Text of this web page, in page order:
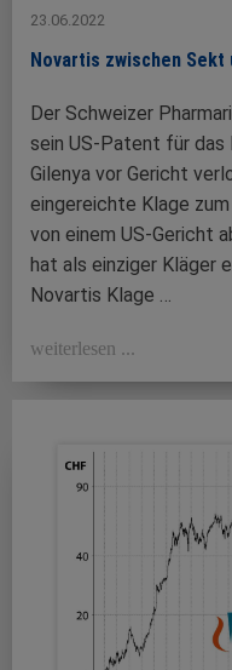
23.06.2022
Novartis zwischen Sekt
Der Schweizer
sein US-Patent für
Gilenya vor Gericht
eingereichte Klage
von einem US-Gericht
hat als einziger Kläger
Novartis Klage …
weiterlesen ...